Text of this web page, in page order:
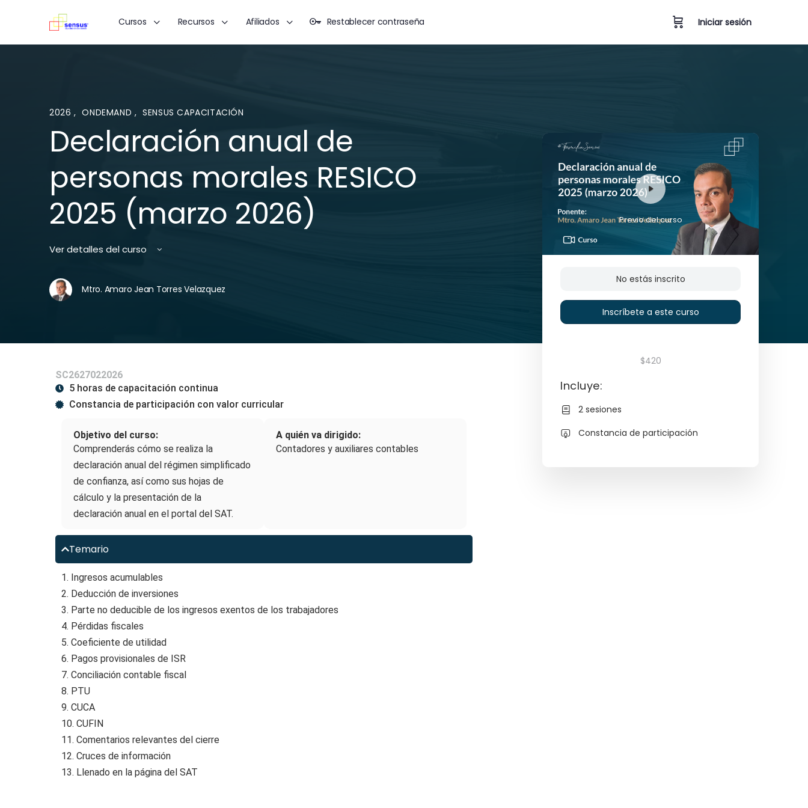
Cursos Recursos Afiliados Restablecer contraseña Iniciar sesión
2026, ONDEMAND , SENSUS CAPACITACIÓN
Declaración anual de
personas morales RESICO
2025 (marzo 2026)
Ver detalles del curso
Mtro. Amaro Jean Torres Velazquez
SC2627022026
5 horas de capacitación continua
Constancia de participación con valor curricular
Objetivo del curso:
Comprenderás cómo se realiza la
declaración anual del régimen simplificado
de confianza, así como sus hojas de
cálculo y la presentación de la
declaración anual en el portal del SAT.
A quién va dirigido:
Contadores y auxiliares contables
Temario
1. Ingresos acumulables
2. Deducción de inversiones
3. Parte no deducible de los ingresos exentos de los trabajadores
4. Pérdidas fiscales
5. Coeficiente de utilidad
6. Pagos provisionales de ISR
7. Conciliación contable fiscal
8. PTU
9. CUCA
10. CUFIN
11. Comentarios relevantes del cierre
12. Cruces de información
13. Llenado en la página del SAT
Previo del curso
No estás inscrito
Inscríbete a este curso
$420
Incluye:
2 sesiones
Constancia de participación